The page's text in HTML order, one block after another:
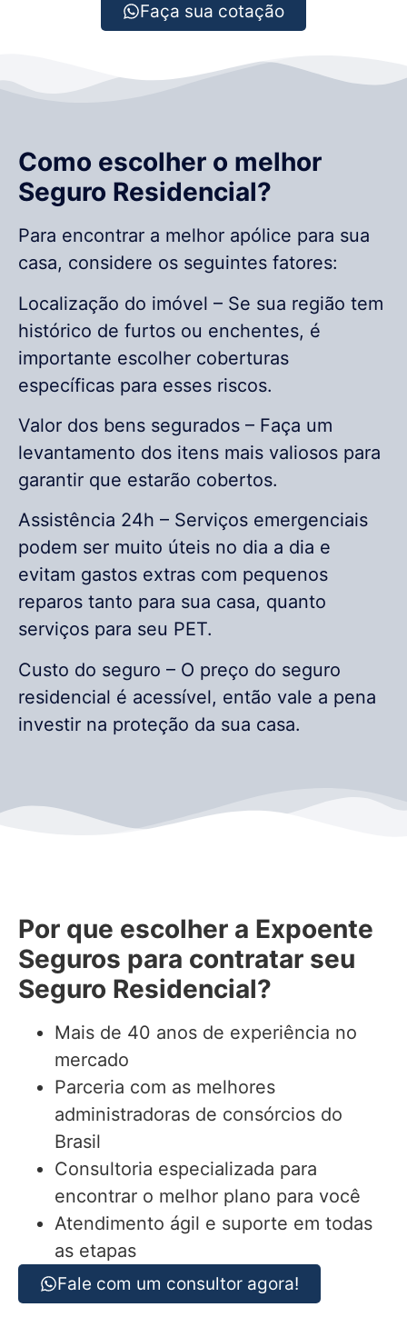
Faça sua cotação
Como escolher o melhor
Seguro Residencial?
Para encontrar a melhor apólice para sua
casa, considere os seguintes fatores:
Localização do imóvel – Se sua região tem
histórico de furtos ou enchentes, é
importante escolher coberturas
específicas para esses riscos.
Valor dos bens segurados – Faça um
levantamento dos itens mais valiosos para
garantir que estarão cobertos.
Assistência 24h – Serviços emergenciais
podem ser muito úteis no dia a dia e
evitam gastos extras com pequenos
reparos tanto para sua casa, quanto
serviços para seu PET.
Custo do seguro – O preço do seguro
residencial é acessível, então vale a pena
investir na proteção da sua casa.
Por que escolher a Expoente
Seguros para contratar seu
Seguro Residencial?
Mais de 40 anos de experiência no
mercado
Parceria com as melhores
administradoras de consórcios do
Brasil
Consultoria especializada para
encontrar o melhor plano para você
Atendimento ágil e suporte em todas
as etapas
Fale com um consultor agora!